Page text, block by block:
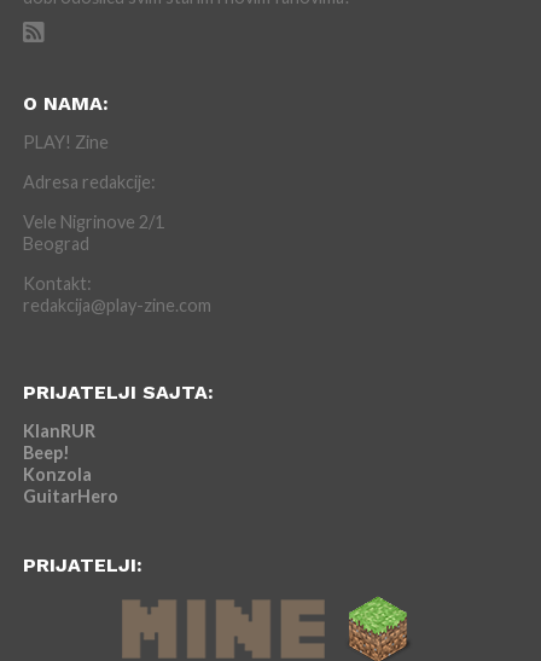
O NAMA:
PLAY! Zine
Adresa redakcije:
Vele Nigrinove 2/1
Beograd
Kontakt:
redakcija@play-zine.com
PRIJATELJI SAJTA:
KlanRUR
Beep!
Konzola
GuitarHero
PRIJATELJI: